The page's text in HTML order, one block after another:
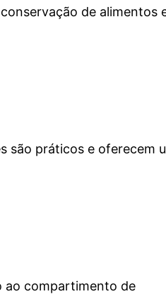
de alimentos
são práticos e oferecem
ao compartimento de